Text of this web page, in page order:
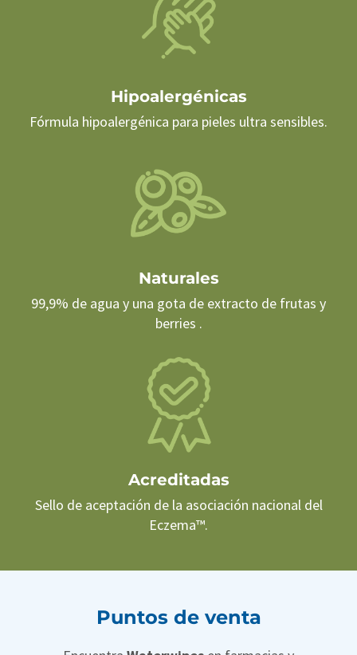
Hipoalergénicas
Fórmula hipoalergénica para pieles ultra sensibles.
Naturales
99,9% de agua y una gota de extracto de frutas y
berries .
Acreditadas
Sello de aceptación de la asociación nacional del
Eczema™.
Puntos de venta